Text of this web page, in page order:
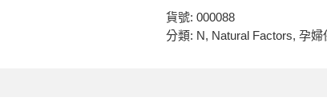
貨號: 000088
分類: N, Natural Factors, 孕婦